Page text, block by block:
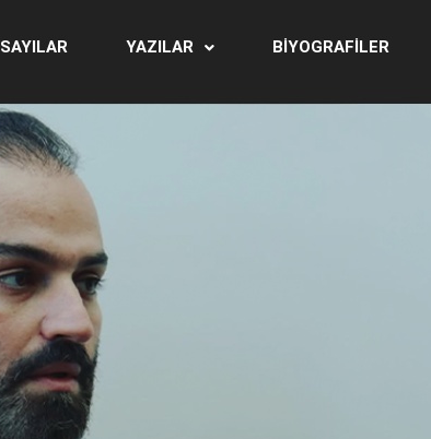
SAYILAR YAZILAR BİYOGRAFİLER